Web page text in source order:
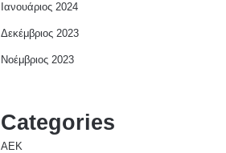
Ιανουάριος 2024
Δεκέμβριος 2023
Νοέμβριος 2023
Categories
AEK